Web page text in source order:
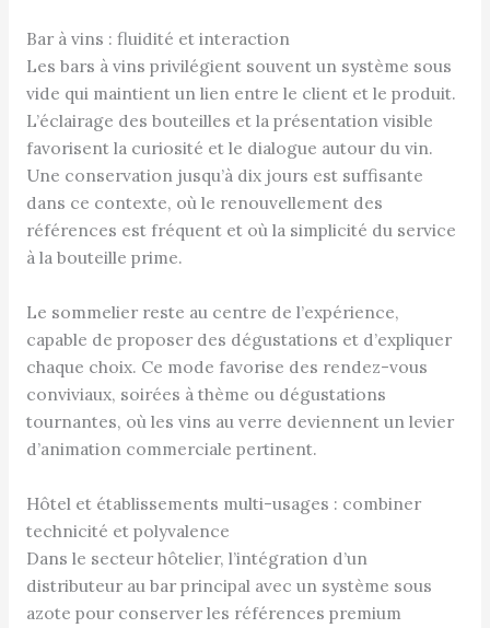
Bar à vins : fluidité et interaction
Les bars à vins privilégient souvent un système sous
vide qui maintient un lien entre le client et le produit.
L’éclairage des bouteilles et la présentation visible
favorisent la curiosité et le dialogue autour du vin.
Une conservation jusqu’à dix jours est suffisante
dans ce contexte, où le renouvellement des
références est fréquent et où la simplicité du service
à la bouteille prime.
Le sommelier reste au centre de l’expérience,
capable de proposer des dégustations et d’expliquer
chaque choix. Ce mode favorise des rendez-vous
conviviaux, soirées à thème ou dégustations
tournantes, où les vins au verre deviennent un levier
d’animation commerciale pertinent.
Hôtel et établissements multi-usages : combiner
technicité et polyvalence
Dans le secteur hôtelier, l’intégration d’un
distributeur au bar principal avec un système sous
azote pour conserver les références premium